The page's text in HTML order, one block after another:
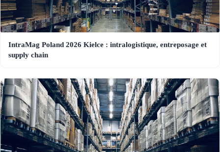
IntraMag Poland 2026 Kielce : intralogistique, entreposage et
supply chain